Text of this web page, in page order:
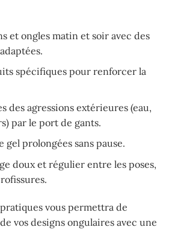
et ongles matin et soir avec des
spécifiques pour renforcer la
des agressions extérieures (eau,
par le port de gants.
gel prolongées sans pause.
doux et régulier entre les poses,
vous permettra de
vos designs ongulaires avec une